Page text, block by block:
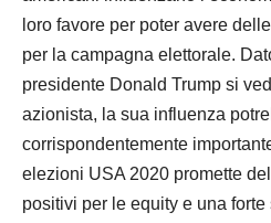
loro favore per poter avere
per la campagna elettorale.
presidente Donald Trump si
azionista, la sua influenza
corrispondentemente
elezioni USA 2020 promette
positivi per le equity e una